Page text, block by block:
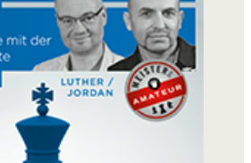
AGB
Datenschutz
über
uns
FAQ
Lizenzen
Barrierefreiheit